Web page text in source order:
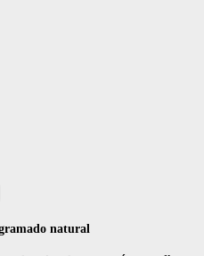
natural